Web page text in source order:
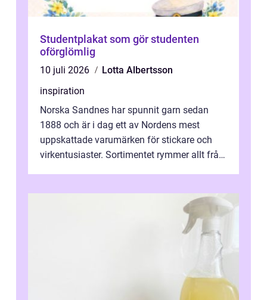
Studentplakat som gör studenten
oförglömlig
10 juli 2026
Lotta Albertsson
inspiration
Norska Sandnes har spunnit garn sedan
1888 och är i dag ett av Nordens mest
uppskattade varumärken för stickare och
virkentusiaster. Sortimentet rymmer allt från